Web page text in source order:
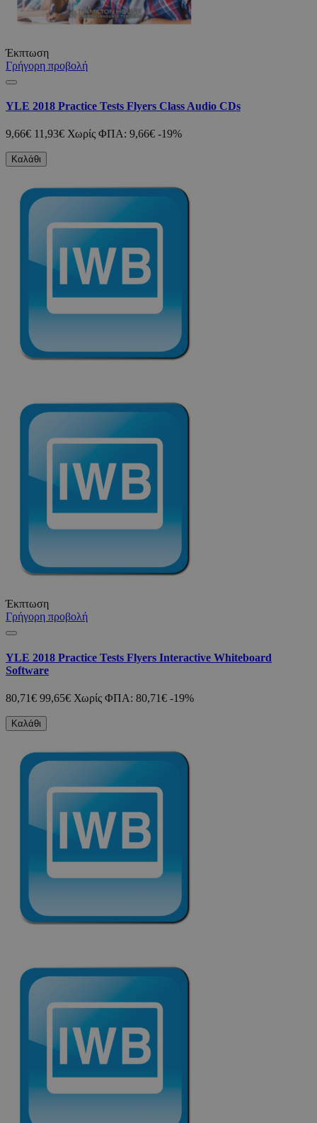
Έκπτωση
Γρήγορη προβολή
YLE 2018 Practice Tests Flyers Class Audio CDs
9,66€ 11,93€ Χωρίς ΦΠΑ: 9,66€ -19%
Καλάθι
Έκπτωση
Γρήγορη προβολή
YLE 2018 Practice Tests Flyers Interactive Whiteboard
Software
80,71€ 99,65€ Χωρίς ΦΠΑ: 80,71€ -19%
Καλάθι